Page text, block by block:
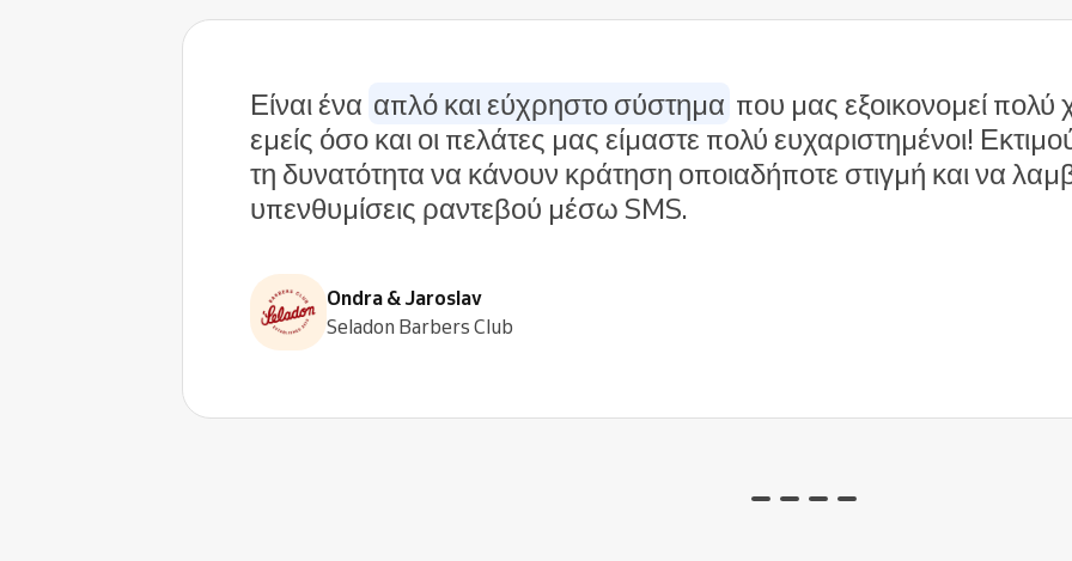
Είναι ένα απλό και εύχρηστο σύστημα που μας εξοικονομεί
εμείς όσο και οι πελάτες μας είμαστε πολύ ευχαριστημένοι!
τη δυνατότητα να κάνουν κράτηση οποιαδήποτε στιγμή και να
υπενθυμίσεις ραντεβού μέσω SMS.
Ondra & Jaroslav
Seladon Barbers Club